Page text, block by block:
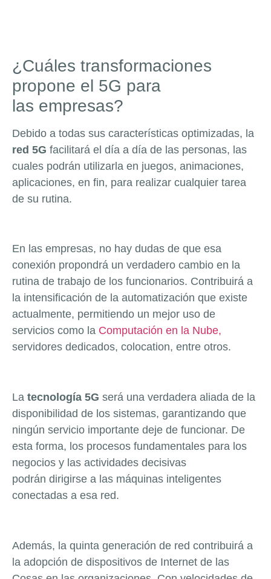
¿Cuáles transformaciones
propone el 5G para
las empresas?
Debido a todas sus características optimizadas, la
red 5G facilitará el día a día de las personas, las
cuales podrán utilizarla en juegos, animaciones,
aplicaciones, en fin, para realizar cualquier tarea
de su rutina.
En las empresas, no hay dudas de que esa
conexión propondrá un verdadero cambio en la
rutina de trabajo de los funcionarios. Contribuirá a
la intensificación de la automatización que existe
actualmente, permitiendo un mejor uso de
servicios como la Computación en la Nube,
servidores dedicados, colocation, entre otros.
La tecnología 5G será una verdadera aliada de la
disponibilidad de los sistemas, garantizando que
ningún servicio importante deje de funcionar. De
esta forma, los procesos fundamentales para los
negocios y las actividades decisivas
podrán dirigirse a las máquinas inteligentes
conectadas a esa red.
Además, la quinta generación de red contribuirá a
la adopción de dispositivos de Internet de las